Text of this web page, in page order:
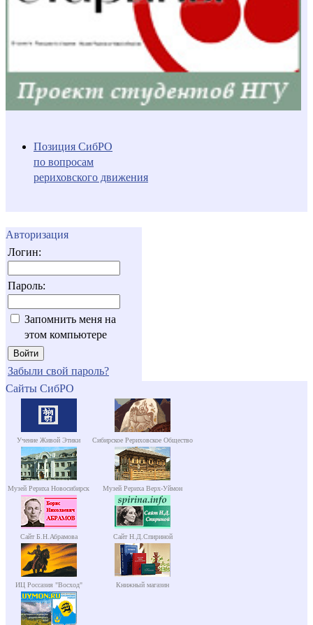
Позиция СибРО
по вопросам
рериховского движения
Авторизация
Логин:
Пароль:
Запомнить меня на
этом компьютере
Забыли свой пароль?
Сайты СибРО
Учение Живой Этики Сибирское Рериховское Общество
Музей Рериха Новосибирск Музей Рериха Верх-Уймон
Сайт Б.Н.Абрамова Сайт Н.Д.Спириной
ИЦ Россазия "Восход" Книжный магазин